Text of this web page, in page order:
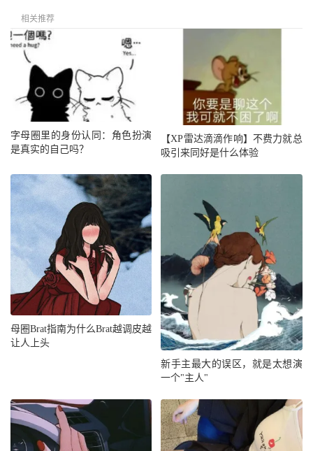
相关推荐
字母圈里的身份认同：角色扮演
是真实的自己吗？
【XP雷达滴滴作响】不费力就总
吸引来同好是什么体验
母圈Brat指南为什么Brat越调皮越
让人上头
新手主最大的误区，就是太想演
一个"主人"